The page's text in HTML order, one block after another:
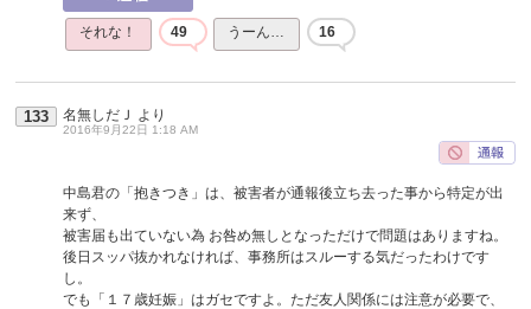
それな！ 49 うーん… 16
133 名無しだＪ より
2016年9月22日 1:18 AM
中島君の「抱きつき」は、被害者が通報後立ち去った事から特定が出
来ず、
被害届も出ていない為 お咎め無しとなっただけで問題はありますね。
後日スッパ抜かれなければ、事務所はスルーする気だったわけです
し。
でも「１７歳妊娠」はガセですよ。ただ友人関係には注意が必要で、